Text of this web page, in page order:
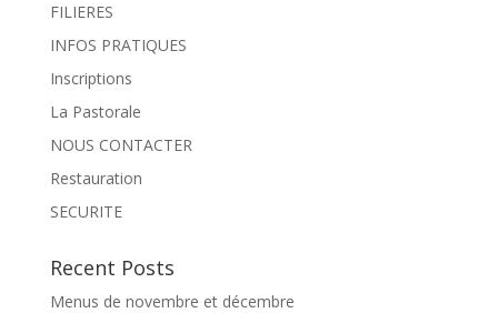
FILIERES
INFOS PRATIQUES
Inscriptions
La Pastorale
NOUS CONTACTER
Restauration
SECURITE
Recent Posts
Menus de novembre et décembre